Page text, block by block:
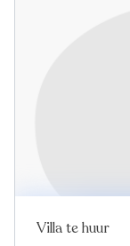
Villa te huur